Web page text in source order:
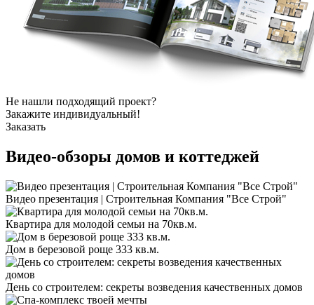
Не нашли подходящий проект?
Закажите индивидуальный!
Заказать
Видео-обзоры домов и коттеджей
Видео презентация | Строительная Компания "Все Строй"
Квартира для молодой семьи на 70кв.м.
Дом в березовой роще 333 кв.м.
День со строителем: секреты возведения качественных домов